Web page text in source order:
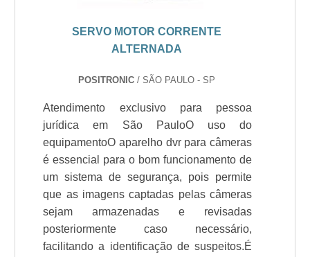
SERVO MOTOR CORRENTE
ALTERNADA
POSITRONIC / SÃO PAULO - SP
Atendimento exclusivo para pessoa
jurídica em São PauloO uso do
equipamentoO aparelho dvr para câmeras
é essencial para o bom funcionamento de
um sistema de segurança, pois permite
que as imagens captadas pelas câmeras
sejam armazenadas e revisadas
posteriormente caso necessário,
facilitando a identificação de suspeitos.É